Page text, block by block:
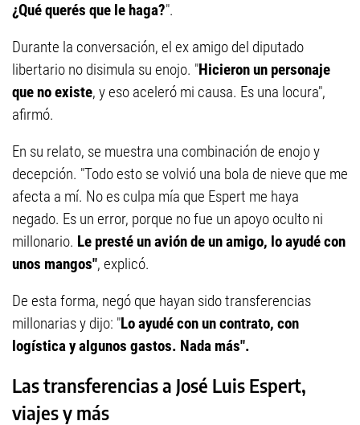
¿Qué querés que le haga?".
Durante la conversación, el ex amigo del diputado
libertario no disimula su enojo. "Hicieron un personaje
que no existe, y eso aceleró mi causa. Es una locura",
afirmó.
En su relato, se muestra una combinación de enojo y
decepción. "Todo esto se volvió una bola de nieve que me
afecta a mí. No es culpa mía que Espert me haya
negado. Es un error, porque no fue un apoyo oculto ni
millonario. Le presté un avión de un amigo, lo ayudé con
unos mangos", explicó.
De esta forma, negó que hayan sido transferencias
millonarias y dijo: "Lo ayudé con un contrato, con
logística y algunos gastos. Nada más".
Las transferencias a José Luis Espert,
viajes y más